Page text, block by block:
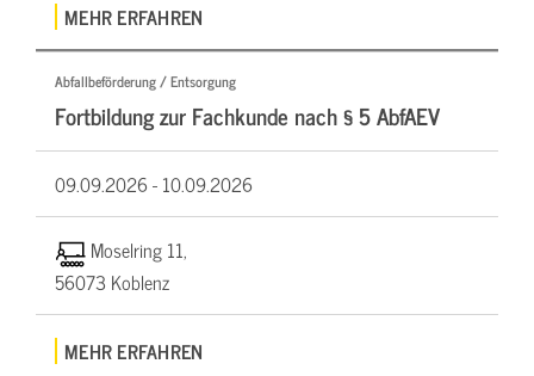
MEHR ERFAHREN
Abfallbeförderung / Entsorgung
Fortbildung zur Fachkunde nach § 5 AbfAEV
09.09.2026 -10.09.2026
Moselring 11,
56073 Koblenz
MEHR ERFAHREN